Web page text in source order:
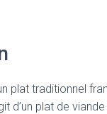
plat traditionnel
d’un plat de